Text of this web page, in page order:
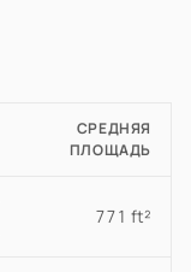
СРЕДНЯЯ
ПЛОЩАДЬ
771 ft²